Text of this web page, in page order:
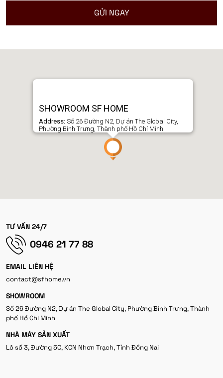
SHOWROOM SF HOME
Address: Số 26 Đường N2, Dự án The Global City,
Phường Bình Trưng, Thành phố Hồ Chí Minh
TƯ VẤN 24/7
0946 21 77 88
EMAIL LIÊN HỆ
contact@sfhome.vn
SHOWROOM
Số 26 Đường N2, Dự án The Global City, Phường Bình Trưng, Thành
phố Hồ Chí Minh
NHÀ MÁY SẢN XUẤT
Lô số 3, Đường 5C, KCN Nhơn Trạch, Tỉnh Đồng Nai